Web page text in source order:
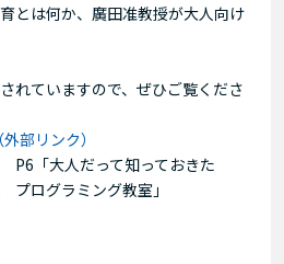
とは何か、廣田准教授が大人向け
れていますので、ぜひご覧くださ
部リンク）
「大人だって知っておきた
ログラミング教室」